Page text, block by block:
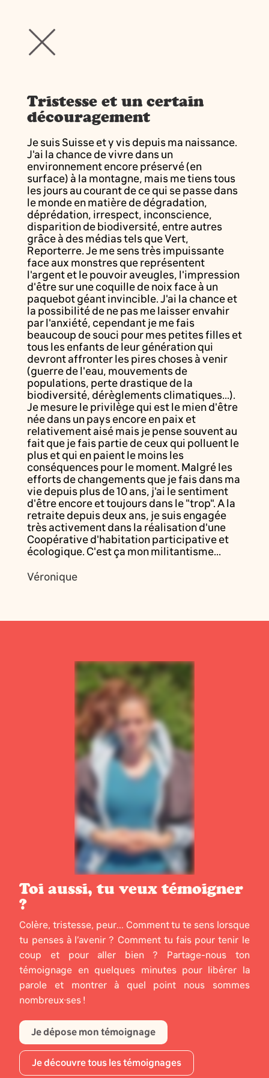
Tristesse et un certain
découragement
Je suis Suisse et y vis depuis ma naissance.
J'ai la chance de vivre dans un
environnement encore préservé (en
surface) à la montagne, mais me tiens tous
les jours au courant de ce qui se passe dans
le monde en matière de dégradation,
déprédation, irrespect, inconscience,
disparition de biodiversité, entre autres
grâce à des médias tels que Vert,
Reporterre. Je me sens très impuissante
face aux monstres que représentent
l'argent et le pouvoir aveugles, l'impression
d'être sur une coquille de noix face à un
paquebot géant invincible. J'ai la chance et
la possibilité de ne pas me laisser envahir
par l'anxiété, cependant je me fais
beaucoup de souci pour mes petites filles et
tous les enfants de leur génération qui
devront affronter les pires choses à venir
(guerre de l'eau, mouvements de
populations, perte drastique de la
biodiversité, dérèglements climatiques...).
Je mesure le privilège qui est le mien d'être
née dans un pays encore en paix et
relativement aisé mais je pense souvent au
fait que je fais partie de ceux qui polluent le
plus et qui en paient le moins les
conséquences pour le moment. Malgré les
efforts de changements que je fais dans ma
vie depuis plus de 10 ans, j'ai le sentiment
d'être encore et toujours dans le "trop". A la
retraite depuis deux ans, je suis engagée
très activement dans la réalisation d'une
Coopérative d'habitation participative et
écologique. C'est ça mon militantisme...
Véronique
Toi aussi, tu veux témoigner
?
Colère, tristesse, peur... Comment tu te sens lorsque
tu penses à l’avenir ? Comment tu fais pour tenir le
coup et pour aller bien ? Partage-nous ton
témoignage en quelques minutes pour libérer la
parole et montrer à quel point nous sommes
nombreux·ses !
Je dépose mon témoignage
Je découvre tous les témoignages